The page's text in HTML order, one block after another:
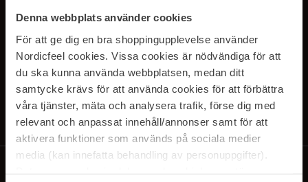
Denna webbplats använder cookies
För att ge dig en bra shoppingupplevelse använder
Nordicfeel cookies. Vissa cookies är nödvändiga för att
du ska kunna använda webbplatsen, medan ditt
samtycke krävs för att använda cookies för att förbättra
våra tjänster, mäta och analysera trafik, förse dig med
relevant och anpassat innehåll/annonser samt för att
aktivera funktioner som används på sociala medier
media (kan innefatta behandling av personuppgifter).
PRENUMERERA PÅ VÅRA
NYHETSBREV
E-postadress
Genom att prenumerera accepterar du vårIntegritetspolicy.